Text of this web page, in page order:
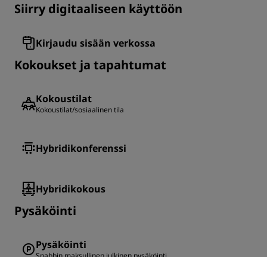
Siirry digitaaliseen käyttöön
Kirjaudu sisään verkossa
Kokoukset ja tapahtumat
Kokoustilat
Kokoustilat/sosiaalinen tila
Hybridikonferenssi
Hybridikokous
Pysäköinti
Pysäköinti